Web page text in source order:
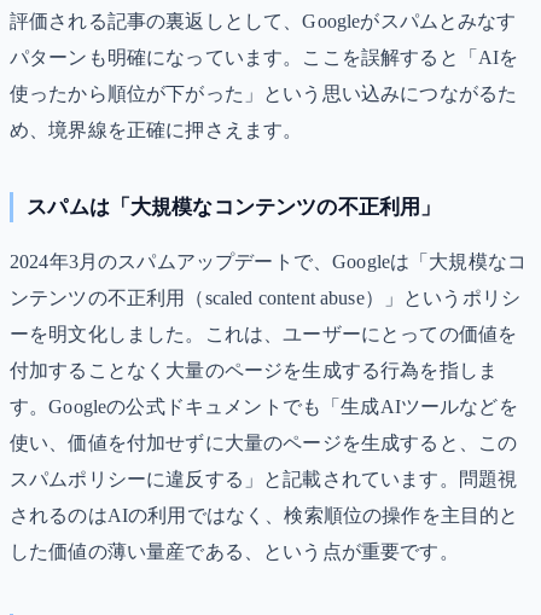
評価される記事の裏返しとして、Googleがスパムとみなす
パターンも明確になっています。ここを誤解すると「AIを
使ったから順位が下がった」という思い込みにつながるた
め、境界線を正確に押さえます。
スパムは「大規模なコンテンツの不正利用」
2024年3月のスパムアップデートで、Googleは「大規模なコ
ンテンツの不正利用（scaled content abuse）」というポリシ
ーを明文化しました。これは、ユーザーにとっての価値を
付加することなく大量のページを生成する行為を指しま
す。Googleの公式ドキュメントでも「生成AIツールなどを
使い、価値を付加せずに大量のページを生成すると、この
スパムポリシーに違反する」と記載されています。問題視
されるのはAIの利用ではなく、検索順位の操作を主目的と
した価値の薄い量産である、という点が重要です。